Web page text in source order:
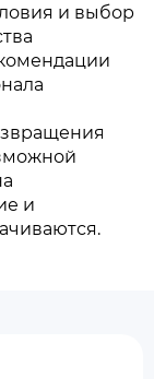
и выбор
и